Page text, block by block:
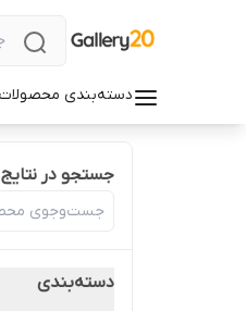
دسته‌بندی محصولات
جستجو در نتایج
دسته‌بندی